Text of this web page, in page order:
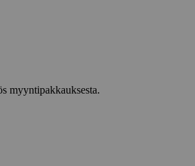
myyntipakkauksesta.